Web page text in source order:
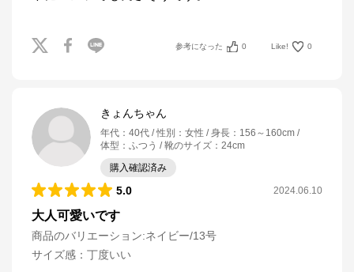
参考になった 0 Like! 0
きょんちゃん
年代 ： 40代 性別 ： 女性 身長 ： 156～160cm
体型 ： ふつう 靴のサイズ ： 24cm
購入確認済み
5.0 2024.06.10
大人可愛いです
商品のバリエーション:ネイビー/13号
サイズ感 ： 丁度いい